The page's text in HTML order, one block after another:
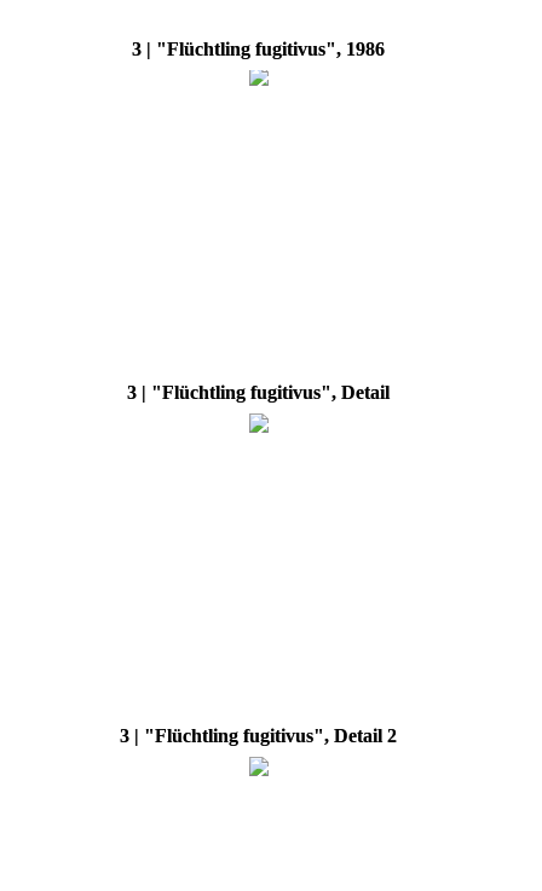
3 | "Flüchtling fugitivus", 1986
3 | "Flüchtling fugitivus", Detail
3 | "Flüchtling fugitivus", Detail 2